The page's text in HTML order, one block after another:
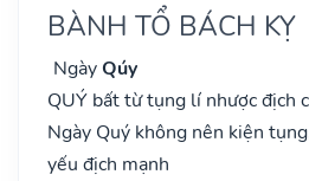
BÀNH TỔ BÁCH KỴ
NgàyQúy
QUÝ bất từ tụng lí nhược địch
Ngày Quý không nên kiện
yếu địch mạnh